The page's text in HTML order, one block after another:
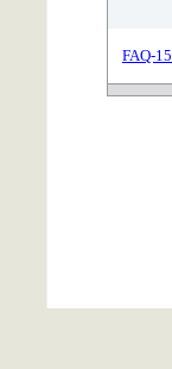
FAQ-15